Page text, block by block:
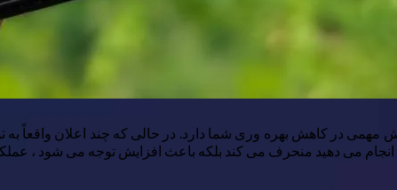
در کاهش بهره وری شما دارد. در حالی که چند اعلان واقعاً به
می دهید منحرف می کند بلکه باعث افزایش توجه می شود ،